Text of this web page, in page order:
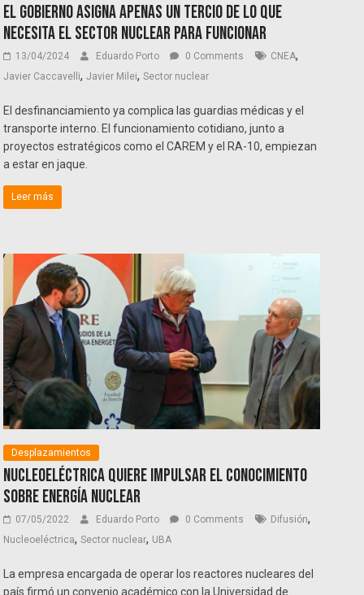
El Gobierno asigna apenas un tercio de lo que
necesita el sector nuclear para funcionar
13/04/2024 Eduardo Porto 0 Comments CNEA,
Javier Caccavelli,Javier Milei,Sector nuclear
El desfinanciamiento ya complica las guardias médicas y el
transporte interno. El funcionamiento cotidiano, junto a
proyectos estratégicos como el CAREM y el RA-10, empiezan
a estar en jaque.
Leer más
Desplazamientos
Nucleoeléctrica quiere impulsar el conocimiento
sobre energía nuclear
07/05/2022 Eduardo Porto 0 Comments Difusión,
Nucleoeléctrica,Sector nuclear, UBA
La empresa encargada de operar los reactores nucleares del
país firmó un convenio académico con la Universidad de